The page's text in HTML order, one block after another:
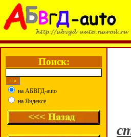
Поиск:
на АБВГД-auto
на Яндексе